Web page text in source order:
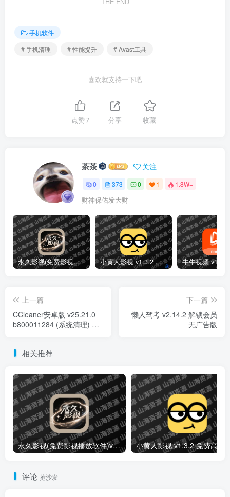
手机软件
# 手机清理
# 性能提升 # Avast工具
喜欢就支持一下吧
点赞7 分享 收藏
茶茶 关注
0 373 0 1 1.8W+
财神保佑发大财
永久影视(免费影视播放软件)v1.1.8 解锁去广告纯净版 小黄人影视 v1.3.2 免费高清影视剧集短剧去广告纯净版
上一篇
CCleaner安卓版 v25.21.0
b800011284 (系统清理) 专
下一篇
懒人驾考 v2.14.2 解锁会员
无广告版
相关推荐
永久影视(免费影视播放软件)v1.1.8 解锁去广告纯净版
评论 抢沙发